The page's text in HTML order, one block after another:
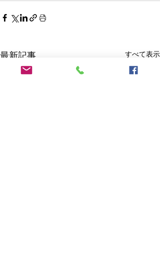
最新記事 すべて表示